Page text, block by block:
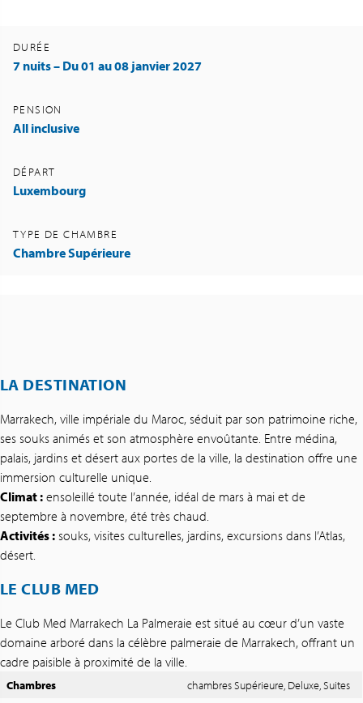
DURÉE
7 nuits – Du 01 au 08 janvier 2027
PENSION
All inclusive
DÉPART
Luxembourg
TYPE DE CHAMBRE
Chambre Supérieure
LA DESTINATION
Marrakech, ville impériale du Maroc, séduit par son patrimoine riche,
ses souks animés et son atmosphère envoûtante. Entre médina,
palais, jardins et désert aux portes de la ville, la destination offre une
immersion culturelle unique.
Climat : ensoleillé toute l’année, idéal de mars à mai et de
septembre à novembre, été très chaud.
Activités : souks, visites culturelles, jardins, excursions dans l’Atlas,
désert.
LE CLUB MED
Le Club Med Marrakech La Palmeraie est situé au cœur d’un vaste
domaine arboré dans la célèbre palmeraie de Marrakech, offrant un
cadre paisible à proximité de la ville.
Chambres chambres Supérieure, Deluxe, Suites